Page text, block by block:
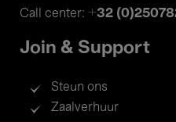
Call center: +32
Join & Support
Steun ons
Zaalverhuur